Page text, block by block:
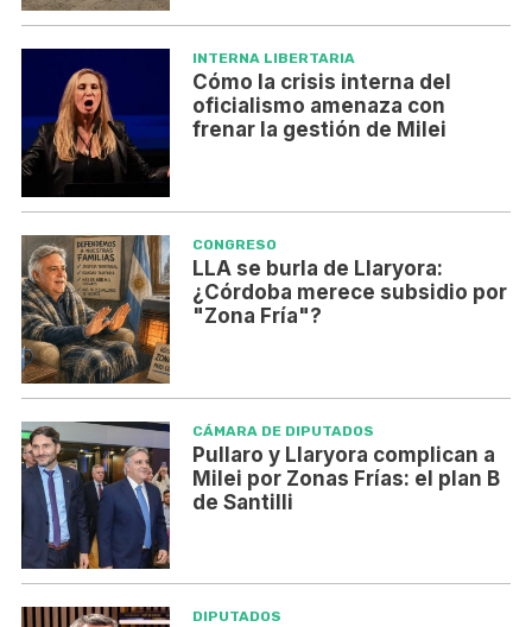
INTERNA LIBERTARIA
Cómo la crisis interna del
oficialismo amenaza con
frenar la gestión de Milei
CONGRESO
LLA se burla de Llaryora:
¿Córdoba merece subsidio por
"Zona Fría"?
CÁMARA DE DIPUTADOS
Pullaro y Llaryora complican a
Milei por Zonas Frías: el plan B
de Santilli
DIPUTADOS